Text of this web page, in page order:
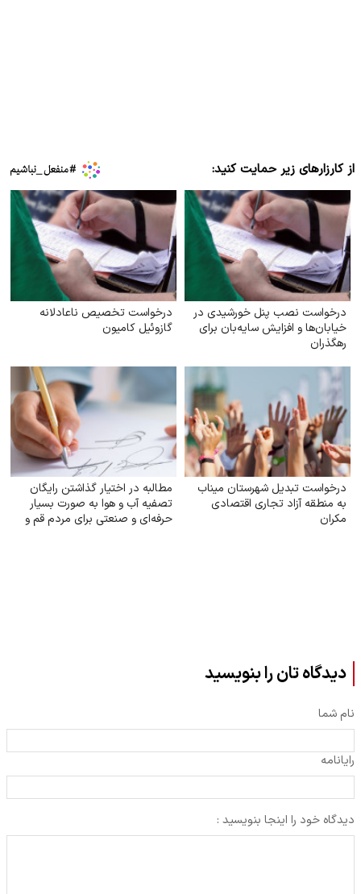
از کارزارهای زیر حمایت کنید:
درخواست نصب پنل خورشیدی در
خیابان‌ها و افزایش سایه‌بان برای
رهگذران
درخواست تخصیص ناعادلانه
گازوئیل کامیون
درخواست تبدیل شهرستان میناب
به منطقه آزاد تجاری اقتصادی
مکران
مطالبه در اختیار گذاشتن رایگان
تصفیه آب و هوا به‌ صورت بسیار
حرفه‌ای و صنعتی برای مردم قم و
دیدگاه تان را بنویسید
نام شما
رایانامه
دیدگاه خود را اینجا بنویسید :